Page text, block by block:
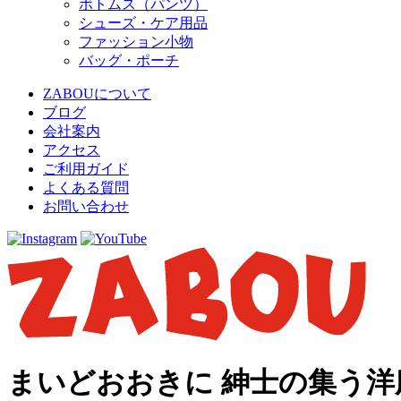
ボトムス（パンツ）
シューズ・ケア用品
ファッション小物
バッグ・ポーチ
ZABOUについて
ブログ
会社案内
アクセス
ご利用ガイド
よくある質問
お問い合わせ
まいどおおきに 紳士の集う